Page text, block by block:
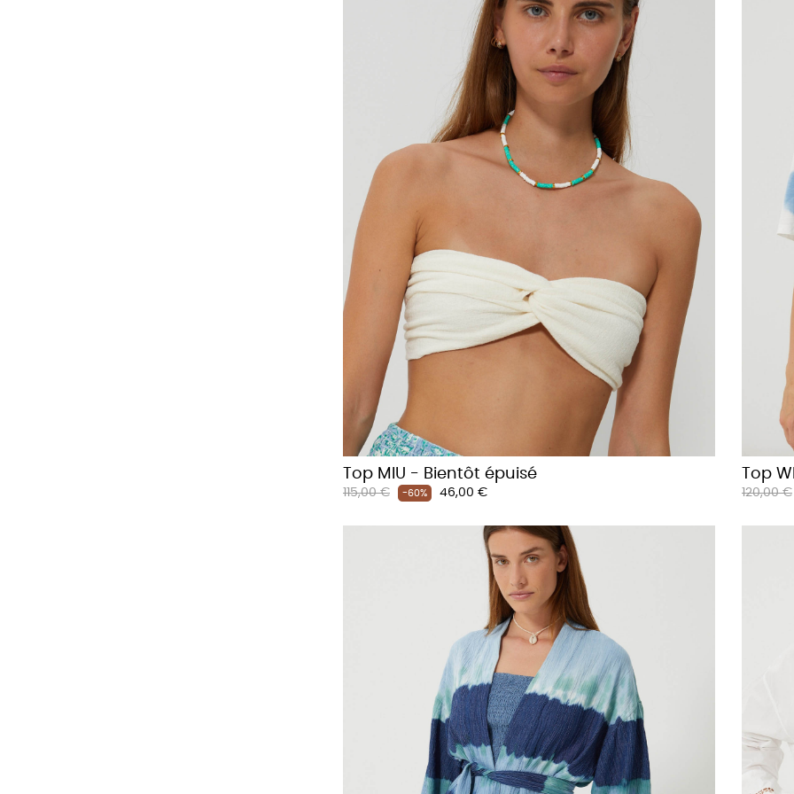
Top MIU - Bientôt épuisé
Prix
115,00 € -60% Prix
46,00 €
Top
Prix
120,00 €